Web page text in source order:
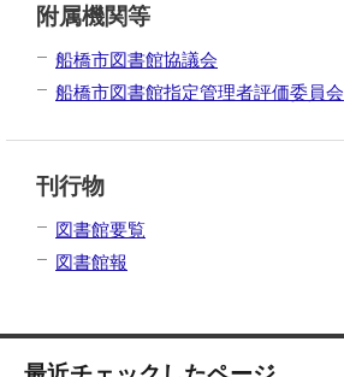
附属機関等
船橋市図書館協議会
船橋市図書館指定管理者評価委員会
刊行物
図書館要覧
図書館報